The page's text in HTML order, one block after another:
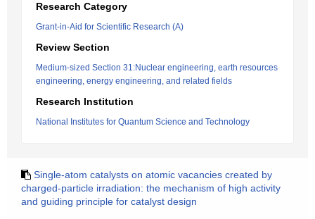
Research Category
Grant-in-Aid for Scientific Research (A)
Review Section
Medium-sized Section 31:Nuclear engineering, earth resources
engineering, energy engineering, and related fields
Research Institution
National Institutes for Quantum Science and Technology
Single-atom catalysts on atomic vacancies created by
charged-particle irradiation: the mechanism of high activity
and guiding principle for catalyst design